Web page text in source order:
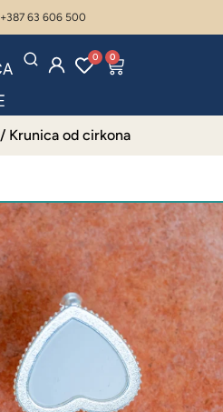
+387 63 606 500
0 0
/ Krunica od cirkona